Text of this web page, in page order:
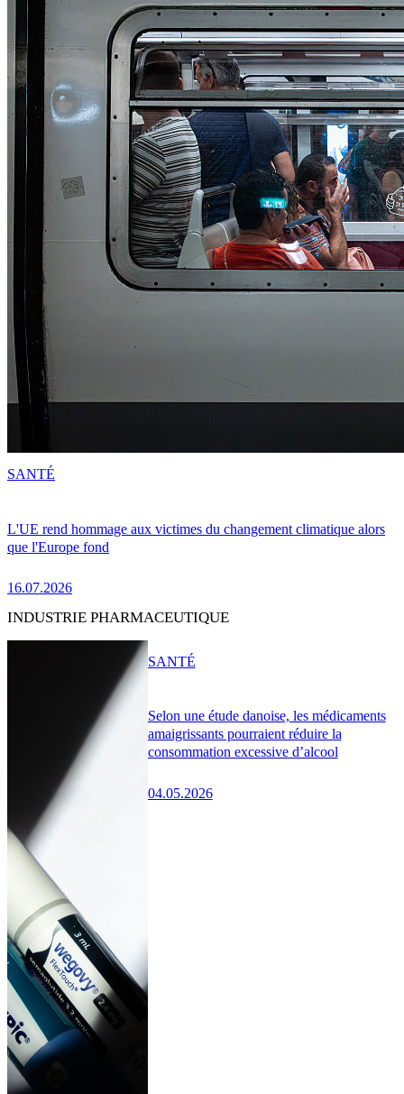
L'UE rend hommage aux victimes du changement climatique alors
que l'Europe fond
16.07.2026
SANTÉ
INDUSTRIE PHARMACEUTIQUE
Selon une étude danoise, les médicaments
amaigrissants pourraient réduire la
consommation excessive d’alcool
04.05.2026
SANTÉ